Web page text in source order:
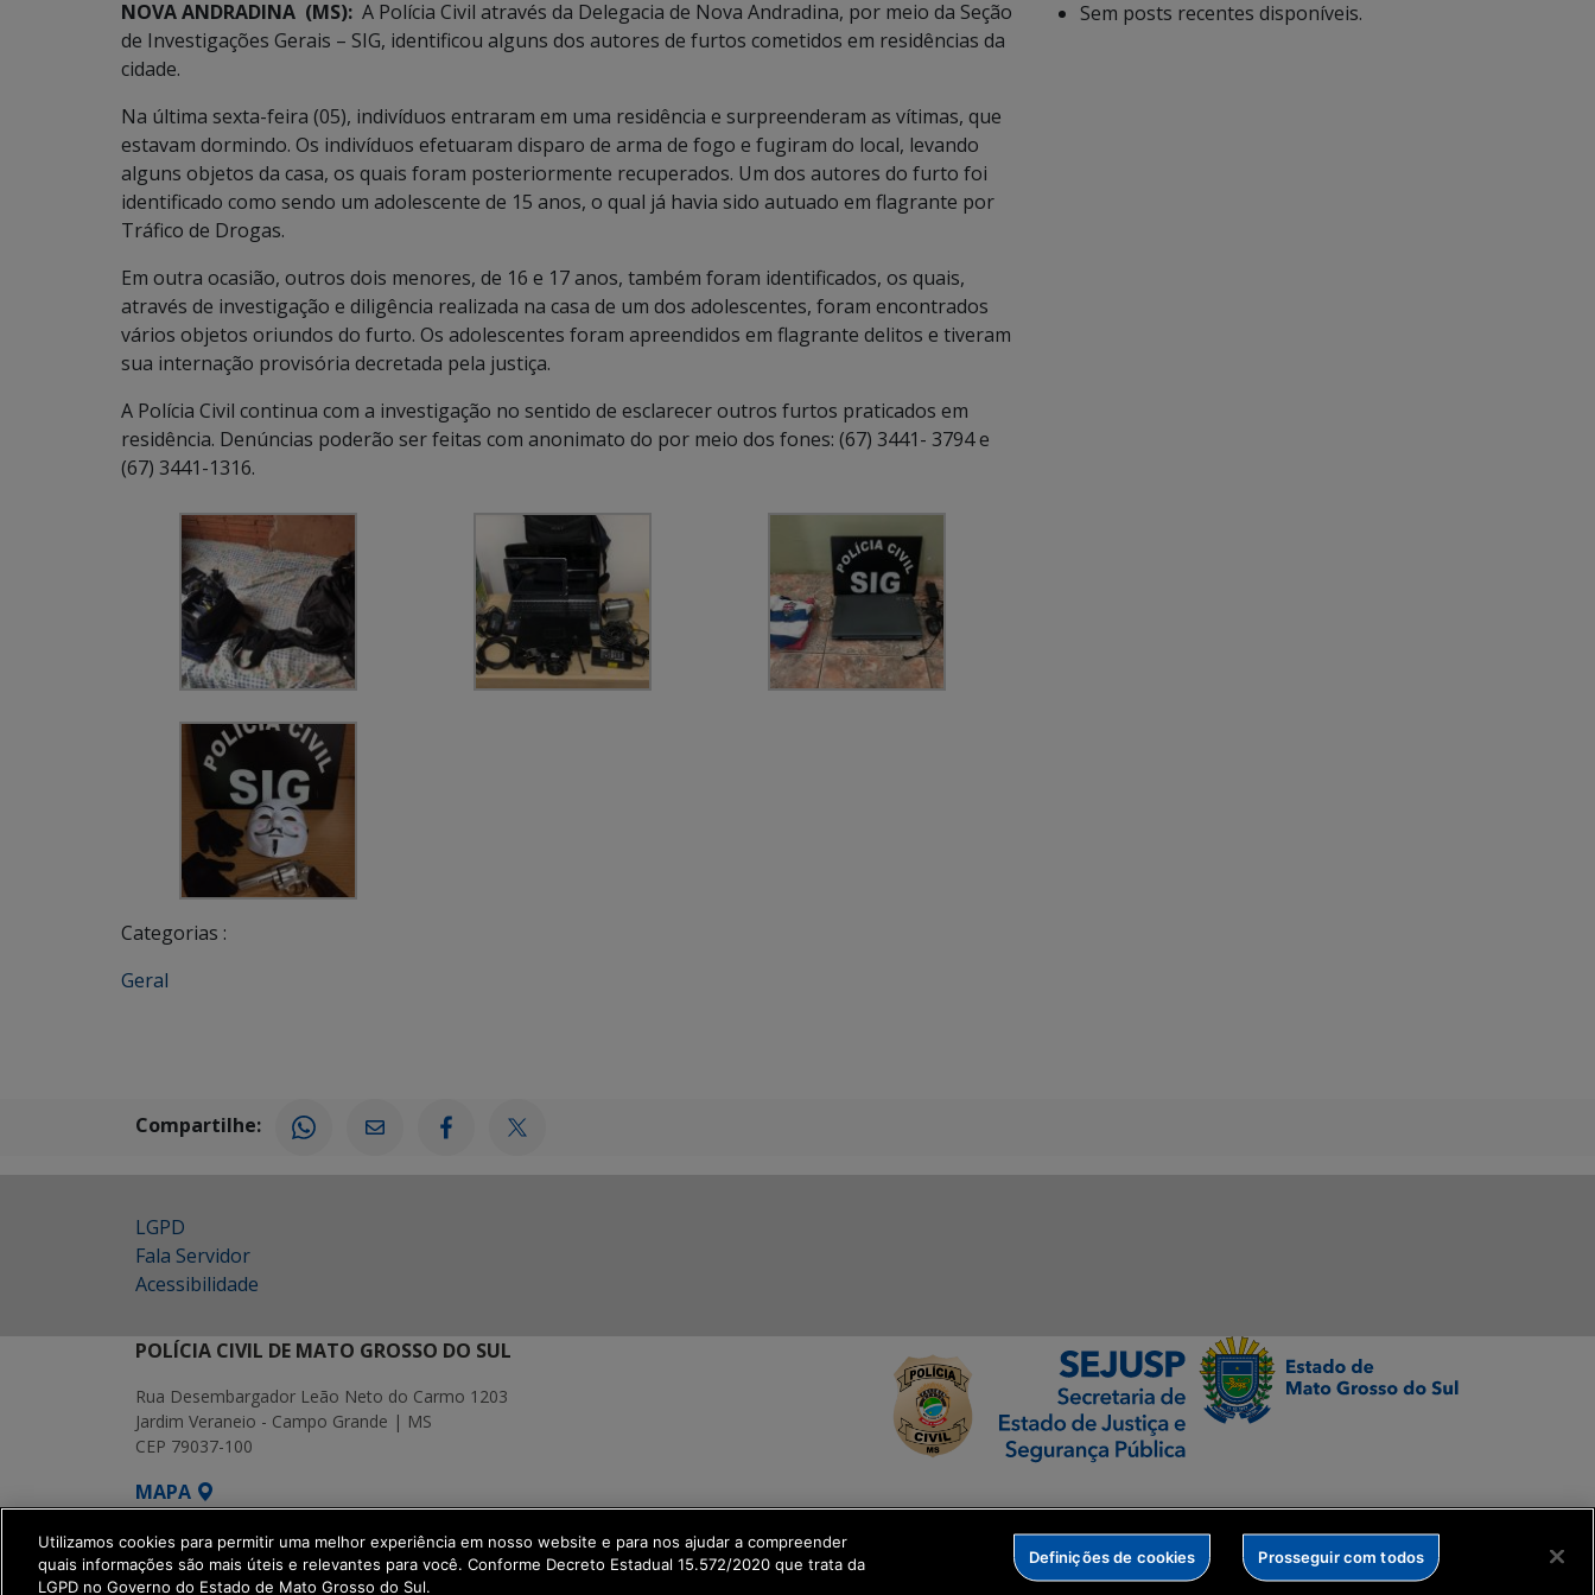
NOVA ANDRADINA (MS): A Polícia Civil através da Delegacia de Nova Andradina, por meio da Seção
de Investigações Gerais – SIG, identificou alguns dos autores de furtos cometidos em residências da
cidade.
Na última sexta-feira (05), indivíduos entraram em uma residência e surpreenderam as vítimas, que
estavam dormindo. Os indivíduos efetuaram disparo de arma de fogo e fugiram do local, levando
alguns objetos da casa, os quais foram posteriormente recuperados. Um dos autores do furto foi
identificado como sendo um adolescente de 15 anos, o qual já havia sido autuado em flagrante por
Tráfico de Drogas.
Em outra ocasião, outros dois menores, de 16 e 17 anos, também foram identificados, os quais,
através de investigação e diligência realizada na casa de um dos adolescentes, foram encontrados
vários objetos oriundos do furto. Os adolescentes foram apreendidos em flagrante delitos e tiveram
sua internação provisória decretada pela justiça.
A Polícia Civil continua com a investigação no sentido de esclarecer outros furtos praticados em
residência. Denúncias poderão ser feitas com anonimato do por meio dos fones: (67) 3441- 3794 e
(67) 3441-1316.
Categorias :
Geral
Sem posts recentes disponíveis.
Compartilhe:
LGPD
Fala Servidor
Acessibilidade
POLÍCIA CIVIL DE MATO GROSSO DO SUL
Rua Desembargador Leão Neto do Carmo 1203
Jardim Veraneio - Campo Grande | MS
CEP 79037-100
MAPA
SETDIG | Secretaria-Executiva de Transformação Digital
Utilizamos cookies para permitir uma melhor experiência em nosso website e para nos ajudar a compreender
quais informações são mais úteis e relevantes para você. Conforme Decreto Estadual 15.572/2020 que trata da
LGPD no Governo do Estado de Mato Grosso do Sul.
Definições de cookies Prosseguir com todos